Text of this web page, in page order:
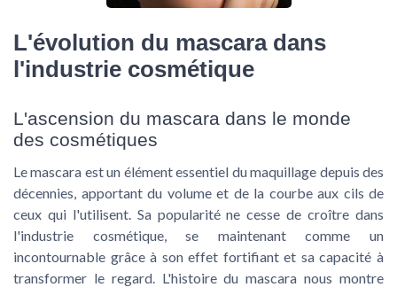
L'évolution du mascara dans
l'industrie cosmétique
L'ascension du mascara dans le monde
des cosmétiques
Le mascara est un élément essentiel du maquillage depuis des
décennies, apportant du volume et de la courbe aux cils de
ceux qui l'utilisent. Sa popularité ne cesse de croître dans
l'industrie cosmétique, se maintenant comme un
incontournable grâce à son effet fortifiant et sa capacité à
transformer le regard. L'histoire du mascara nous montre